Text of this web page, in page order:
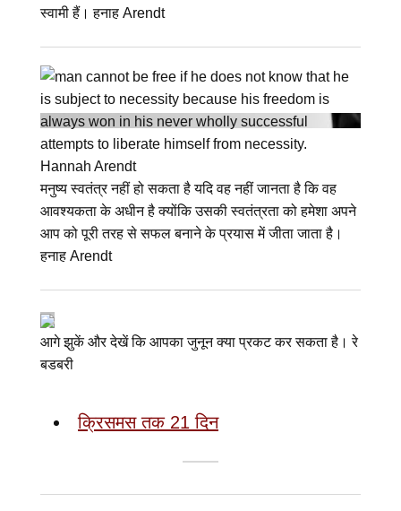
स्वामी हैं। हनाह Arendt
मनुष्य स्वतंत्र नहीं हो सकता है यदि वह नहीं जानता है कि वह
आवश्यकता के अधीन है क्योंकि उसकी स्वतंत्रता को हमेशा अपने
आप को पूरी तरह से सफल बनाने के प्रयास में जीता जाता है।
हनाह Arendt
आगे झुकें और देखें कि आपका जुनून क्या प्रकट कर सकता है। रे
बडबरी
क्रिसमस तक 21 दिन